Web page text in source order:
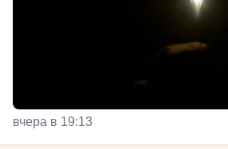
вчера в 19:13